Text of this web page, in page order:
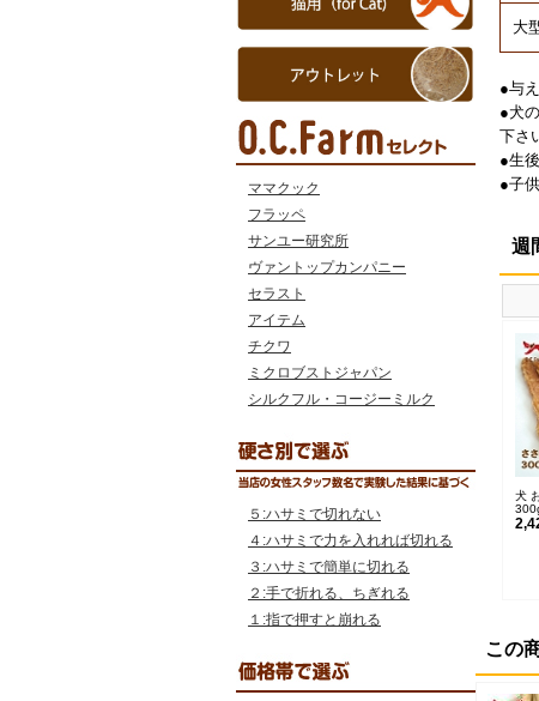
ママクック
フラッペ
サンユー研究所
ヴァントップカンパニー
セラスト
アイテム
チクワ
ミクロブストジャパン
シルクフル・コージーミルク
５:ハサミで切れない
４:ハサミで力を入れれば切れる
３:ハサミで簡単に切れる
２:手で折れる、ちぎれる
１:指で押すと崩れる
大
●与
●犬
下さ
●生
●子
週
犬
この